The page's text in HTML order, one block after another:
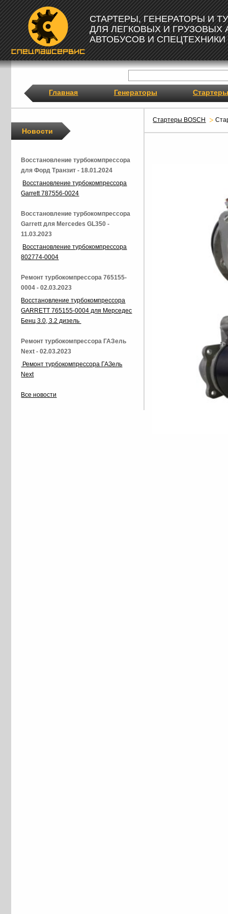
СТАРТЕРЫ, ГЕНЕРАТОРЫ И
ДЛЯ ЛЕГКОВЫХ И ГРУЗОВЫХ
АВТОБУСОВ И СПЕЦТЕХНИКИ
Главная Генераторы Стартеры
Стартеры BOSCH
Новости
Восстановление турбокомпрессора
для Форд Транзит - 18.01.2024
Восстановление турбокомпрессора
Garrett 787556-0024
Восстановление турбокомпрессора
Garrett для Mercedes GL350 -
11.03.2023
Восстановление турбокомпрессора
802774-0004
Ремонт турбокомпрессора 765155-
0004 - 02.03.2023
Восстановление турбокомпрессора
GARRETT 765155-0004 для Мерседес
Бенц 3.0, 3.2 дизель
Ремонт турбокомпрессора ГАЗель
Next - 02.03.2023
Ремонт турбокомпрессора ГАЗель
Next
Все новости